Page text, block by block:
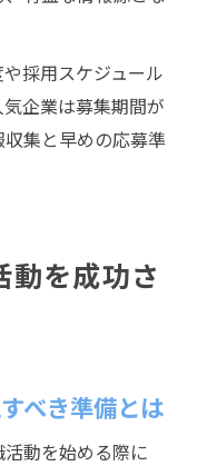
採用スケジュール
企業は募集期間が
集と早めの応募準
動を成功さ
べき準備とは
動を始める際に